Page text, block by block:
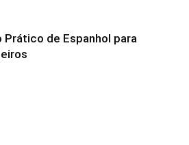
Prático de Espanhol para